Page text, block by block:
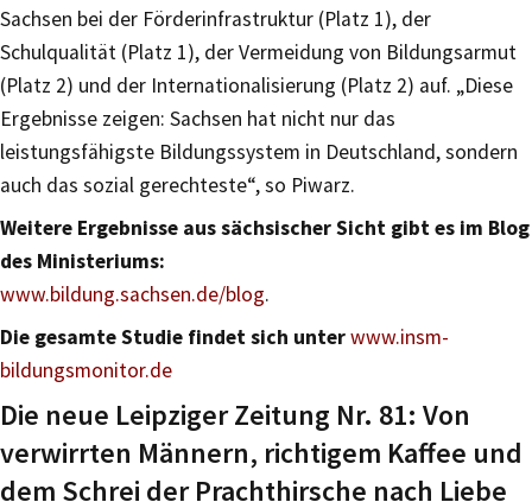
Sachsen bei der Förderinfrastruktur (Platz 1), der
Schulqualität (Platz 1), der Vermeidung von Bildungsarmut
(Platz 2) und der Internationalisierung (Platz 2) auf. „Diese
Ergebnisse zeigen: Sachsen hat nicht nur das
leistungsfähigste Bildungssystem in Deutschland, sondern
auch das sozial gerechteste“, so Piwarz.
Weitere Ergebnisse aus sächsischer Sicht gibt es im Blog
des Ministeriums:
www.bildung.sachsen.de/blog.
Die gesamte Studie findet sich unterwww.insm-
bildungsmonitor.de
Die neue Leipziger Zeitung Nr. 81: Von
verwirrten Männern, richtigem Kaffee und
dem Schrei der Prachthirsche nach Liebe